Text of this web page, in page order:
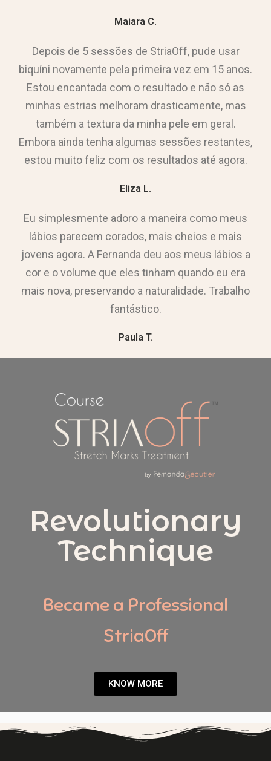
Maiara C.
Depois de 5 sessões de StriaOff, pude usar
biquíni novamente pela primeira vez em 15 anos.
Estou encantada com o resultado e não só as
minhas estrias melhoram drasticamente, mas
também a textura da minha pele em geral.
Embora ainda tenha algumas sessões restantes,
estou muito feliz com os resultados até agora.
Eliza L.
Eu simplesmente adoro a maneira como meus
lábios parecem corados, mais cheios e mais
jovens agora. A Fernanda deu aos meus lábios a
cor e o volume que eles tinham quando eu era
mais nova, preservando a naturalidade. Trabalho
fantástico.
Paula T.
Revolutionary
Technique
Became a Professional
StriaOff
KNOW MORE